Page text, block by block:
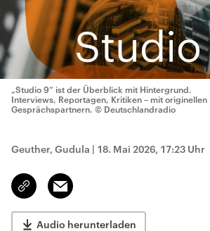
„Studio 9“ ist der Überblick mit Hintergrund.
Interviews, Reportagen, Kritiken – mit originellen
Gesprächspartnern. © Deutschlandradio
Geuther, Gudula | 18. Mai 2026, 17:23 Uhr
Link
kopieren/teilen
Email
Audio herunterladen